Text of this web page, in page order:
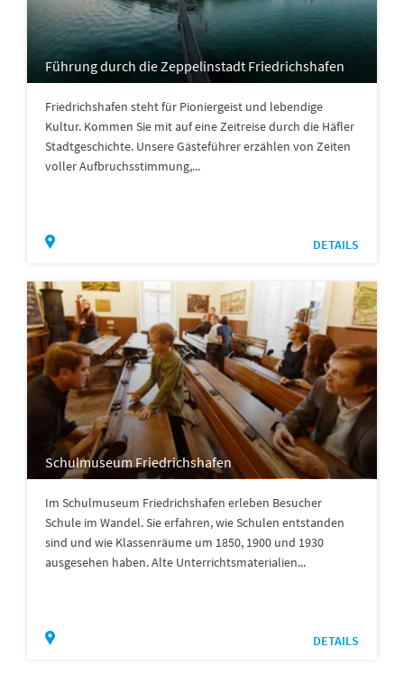
Führung durch die Zeppelinstadt Friedrichshafen
Friedrichshafen steht für Pioniergeist und lebendige
Kultur. Kommen Sie mit auf eine Zeitreise durch die Häfler
Stadtgeschichte. Unsere Gästeführer erzählen von Zeiten
voller Aufbruchsstimmung,...
DETAILS
Schulmuseum Friedrichshafen
Im Schulmuseum Friedrichshafen erleben Besucher
Schule im Wandel. Sie erfahren, wie Schulen entstanden
sind und wie Klassenräume um 1850, 1900 und 1930
ausgesehen haben. Alte Unterrichtsmaterialien...
DETAILS